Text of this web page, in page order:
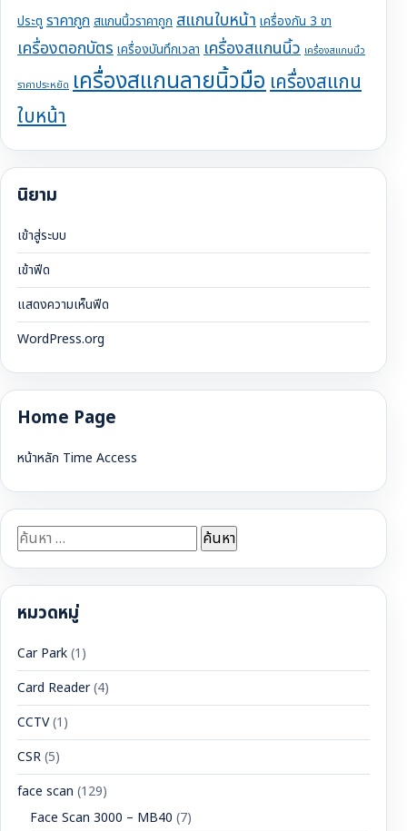
ประตู ราคาถูก สแกนนิ้วราคาถูก สแกนใบหน้า เครื่องกัน 3 ขา
เครื่องตอกบัตร เครื่องบันทึกเวลา เครื่องสแกนนิ้ว เครื่องสแกนนิ้ว
ราคาประหยัด เครื่องสแกนลายนิ้วมือเครื่องสแกน
ใบหน้า
นิยาม
เข้าสู่ระบบ
เข้าฟีด
แสดงความเห็นฟีด
WordPress.org
Home Page
หน้าหลัก Time Access
ค้นหา
สำหรับ:
หมวดหมู่
Car Park(1)
Card Reader(4)
CCTV(1)
CSR(5)
face scan (129)
Face Scan 3000 – MB40 (7)